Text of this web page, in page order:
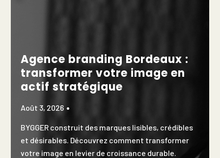
Agence branding Bordeaux :
transformer votre image en
actif stratégique
Août 3, 2026
BYGGER construit des marques lisibles, crédibles
et désirables. Découvrez comment transformer
votre image en levier de croissance durable.